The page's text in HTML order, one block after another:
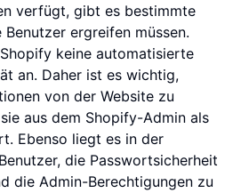
verfügt, gibt es bestimmte
Benutzer ergreifen müssen.
keine automatisierte
an. Daher ist es wichtig,
von der Website zu
aus dem Shopify-Admin als
Ebenso liegt es in der
die Passwortsicherheit
die Admin-Berechtigungen zu